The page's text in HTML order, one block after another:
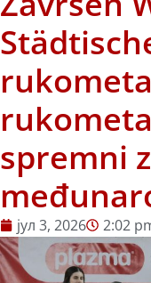
spremni
јул 3, 2026 2:02